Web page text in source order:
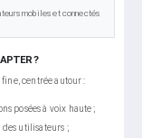
mobiles et connectés
?
fine, centrée autour :
posées à voix haute ;
utilisateurs ;